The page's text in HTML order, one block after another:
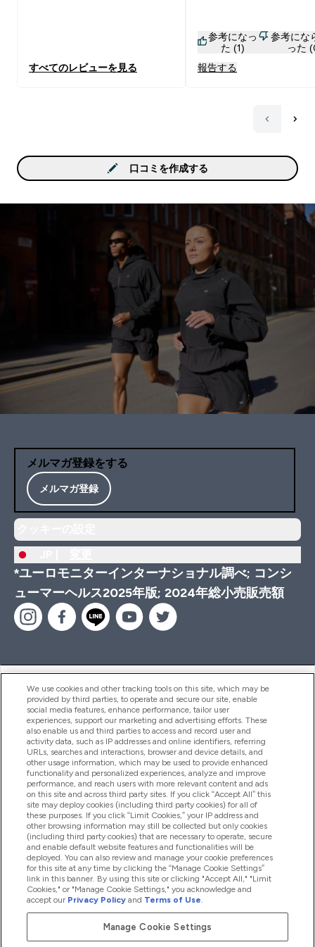
すべてのレビューを見る
参考になっ
た (1)
参考にな
った
報告する
口コミを作成する
メルマガ登録をする
メルマガ登録
*ユーロモニターインターナショナル調べ; コンシ
ューマーヘルス2025年版; 2024年総小売販売額
ヘルプ＆ガイド
商品について
会社概要
特典＆ポイント
2026 The Hut.com Ltd
We use cookies and other tracking tools on this site, which may be
provided by third parties, to operate and secure our site, enable
social media features, enhance performance, tailor user
experiences, support our marketing and advertising efforts. These
also enable us and third parties to access and record user and
activity data, such as IP addresses and online identifiers, referring
URLs, searches and interactions, browser and device details, and
other usage information, which may be used to provide enhanced
functionality and personalized experiences, analyze and improve
performance, and reach users with more relevant content and ads
on this site and across third party sites. If you click “Accept All” this
site may deploy cookies (including third party cookies) for all of
these purposes. If you click “Limit Cookies,” your IP address and
other browsing information may still be collected but only cookies
(including third party cookies) that are necessary to operate, secure
and enable default website features and functionalities will be
deployed. You can also review and manage your cookie preferences
for this site at any time by clicking the “Manage Cookie Settings”
link in this banner. By using this site or clicking "Accept All," "Limit
Cookies," or "Manage Cookie Settings," you acknowledge and
accept our Privacy Policy and Terms of Use.
Manage Cookie Settings